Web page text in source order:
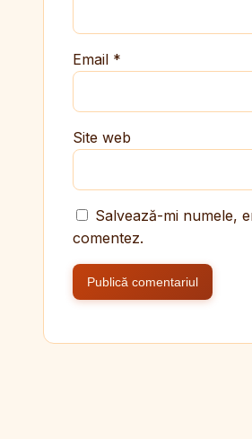
Email *
Site web
Salvează-mi numele,
comentez.